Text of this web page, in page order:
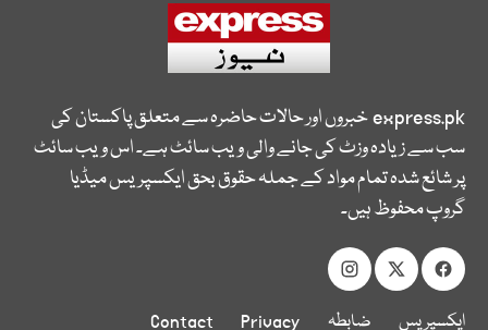
express.pkخبروں اور حالات حاضرہ سے متعلق پاکستان کی
سب سے زیادہ وزٹ کی جانے والی ویب سائٹ ہے۔ اس ویب سائٹ
پر شائع شدہ تمام مواد کے جملہ حقوق بحق ایکسپریس میڈیا
گروپ محفوظ ہیں۔
ایکسپریس ضابطہ Privacy
Contact